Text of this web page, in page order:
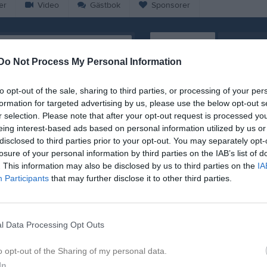
Do Not Process My Personal Information
opt-out of the sale, sharing to third parties, or processing of your
for targeted advertising by us, please use the below opt-out
selection. Please note that after your opt-out request is processed
interest-based ads based on personal information utilized by us
to third parties prior to your opt-out. You may separately
of your personal information by third parties on the IAB’s list of
This information may also be disclosed by us to third parties on the
Participants that may further disclose it to other third parties.
Data Processing Opt Outs
opt-out of the Sharing of my personal data.
Video Gästbok Sponsorer
att Ariel skulle spela tufft och
av Anton. I den 10 minuten
våldsamt i en glidtackling
säkert.
igenom utan att få till det sista
Ariel ta sig in imatchen. Vi
I de lägena lastar Ariel in
att vinna duellerna. Resten tar
Träning
Ruda IF (hemma)
Träning
Södra Vi IF (hemma)